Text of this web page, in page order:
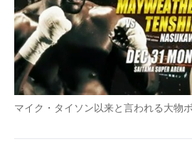
経営リーダーのコミュニティ
マーケ×ITの今がよく分かる
ITエンジニア向け専門サイト
企業向けIT製品の総合サイト
マイク・タイソン以来と言われる大物